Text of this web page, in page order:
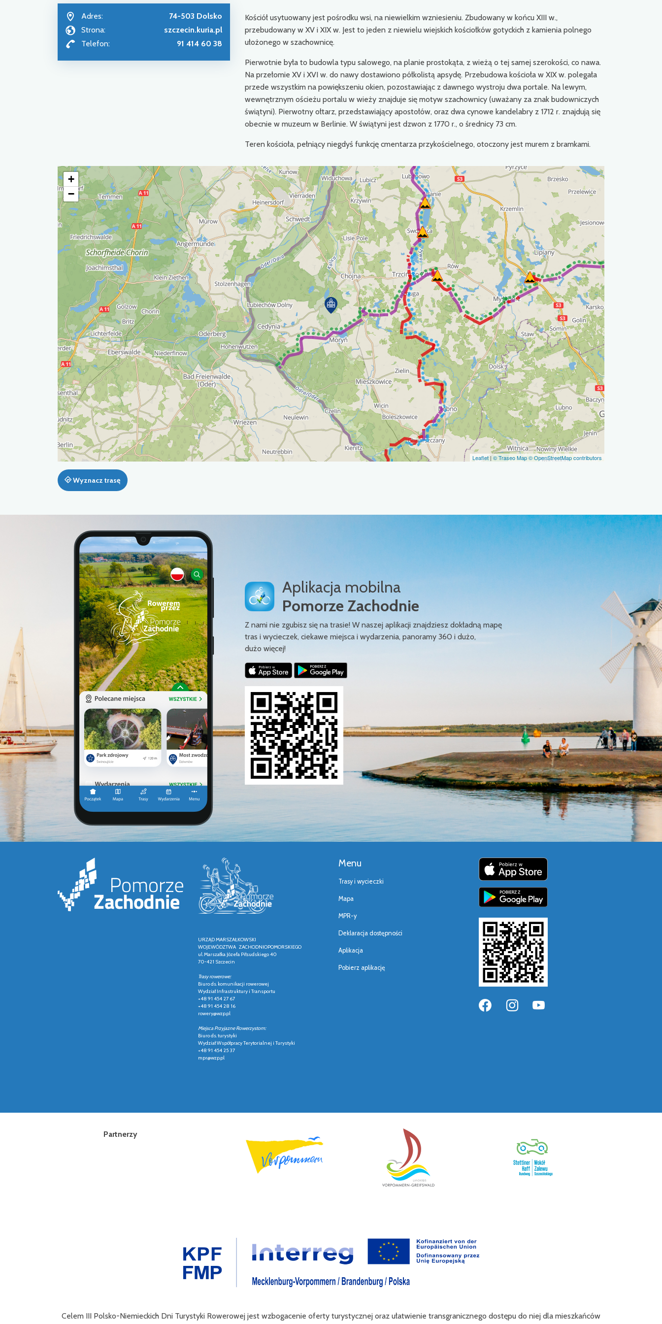
Adres:
74-503 Dolsko
Strona:
szczecin.kuria.pl
Telefon:
91 414 60 38
Kościół usytuowany jest pośrodku wsi, na niewielkim wzniesieniu. Zbudowany w końcu XIII w.,
przebudowany w XV i XIX w. Jest to jeden z niewielu wiejskich kościołków gotyckich z kamienia polnego
ułożonego w szachownicę.
Pierwotnie była to budowla typu salowego, na planie prostokąta, z wieżą o tej samej szerokości, co nawa.
Na przełomie XV i XVI w. do nawy dostawiono półkolistą apsydę. Przebudowa kościoła w XIX w. polegała
przede wszystkim na powiększeniu okien, pozostawiając z dawnego wystroju dwa portale. Na lewym,
wewnętrznym ościeżu portalu w wieży znajduje się motyw szachownicy (uważany za znak budowniczych
świątyni). Pierwotny ołtarz, przedstawiający apostołów, oraz dwa cynowe kandelabry z 1712 r. znajdują się
obecnie w muzeum w Berlinie. W świątyni jest dzwon z 1770 r., o średnicy 73 cm.
Teren kościoła, pełniący niegdyś funkcję cmentarza przykościelnego, otoczony jest murem z bramkami.
+
−
Leaflet |© Traseo Map© OpenStreetMap contributors
Wyznacz trasę
Aplikacja mobilna
Pomorze Zachodnie
Z nami nie zgubisz się na trasie! W naszej aplikacji znajdziesz dokładną mapę
tras i wycieczek, ciekawe miejsca i wydarzenia, panoramy 360 i dużo,
dużo więcej!
URZĄD MARSZAŁKOWSKI
WOJEWÓDZTWA ZACHODNIOPOMORSKIEGO
ul. Marszałka Józefa Piłsudskiego 40
70-421 Szczecin
Trasy rowerowe:
Biuro ds. komunikacji rowerowej
Wydział Infrastruktury i Transportu
+48 91 454 27 67
+48 91 454 28 16
rowery@wzp.pl
Miejsca Przyjazne Rowerzystom:
Biuro ds. turystyki
Wydział Współpracy Terytorialnej i Turystyki
+48 91 454 25 37
mpr@wzp.pl
Menu
Trasy i wycieczki
Mapa
MPR-y
Deklaracja dostępności
Aplikacja
Pobierz aplikację
Partnerzy
Celem III Polsko-Niemieckich Dni Turystyki Rowerowej jest wzbogacenie oferty turystycznej oraz ułatwienie transgranicznego dostępu do niej dla mieszkańców